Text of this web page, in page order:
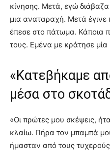
κίνησης. Μετά, εγώ διάβαζα
μια αναταραχή. Μετά έγινε
έπεσε στο πάτωμα. Κάποια
τους. Εμένα με κράτησε μία
«Κατεβήκαμε
μέσα στο
«Οι πρώτες μου σκέψεις,
κλαίω. Πήρα τον μπαμπά
ήμασταν από τους τυχερούς